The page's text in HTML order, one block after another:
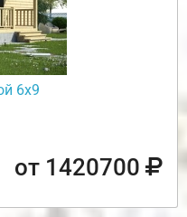
6х9
от 1420700